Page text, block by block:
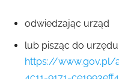
odwiedzając urząd
lub pisząc do
https://www.gov.pl/